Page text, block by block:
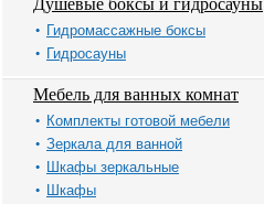
Душевые боксы и гидросауны
Гидромассажные боксы
Гидросауны
Мебель для ванных комнат
Комплекты готовой мебели
Зеркала для ванной
Шкафы зеркальные
Шкафы